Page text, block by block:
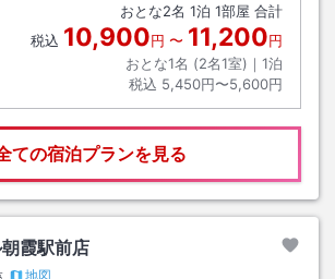
おとな2名 1泊 1部屋 合計
税込 10,900円 〜 11,200円
おとな1名 (2名1室)｜ 1泊
税込 5,450円〜5,600円
ての宿泊プランを見る
霞駅前店
地図